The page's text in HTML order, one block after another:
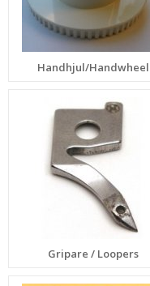
Handhjul/Handwheel
Gripare / Loopers